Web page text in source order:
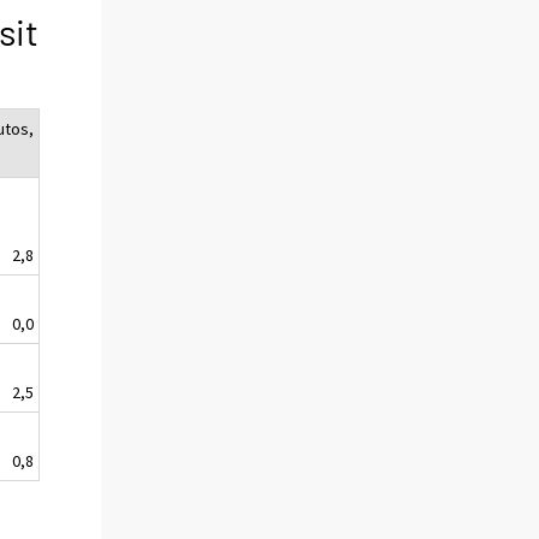
2,8
0,0
2,5
0,8